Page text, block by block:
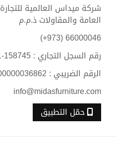
شركة ميداس العالمية للتجارة
العامة والمقاولات ذ.م.م
66000046 (973+)
رقم السجل التجاري : 158745-1
الرقم الضريبي : 200000036862
info@midasfurniture.com
حمّل التطبيق